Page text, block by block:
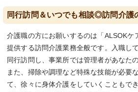
同行訪問＆いつでも相談◎訪問介護
介護職の方にお願いするのは「ALSOKケ
提供する訪問介護業務全般です。入職し
同行訪問し、事業所では管理者があなた
また、掃除や調理など特殊な技能が必要
て、徐々に身体介護をしていくこともで